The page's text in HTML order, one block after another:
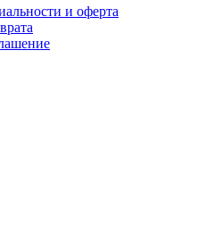
и оферта